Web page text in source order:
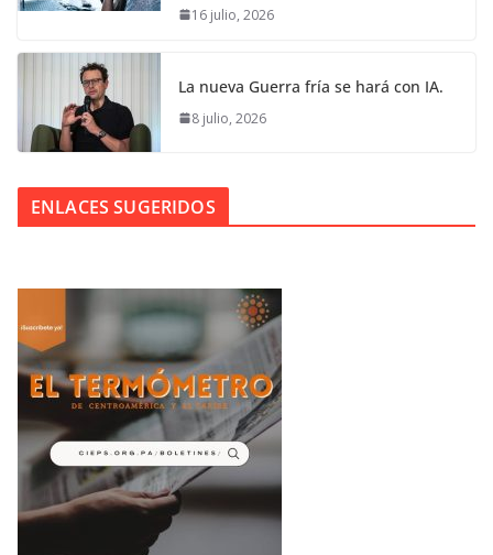
16 julio, 2026
La nueva Guerra fría se hará con IA.
8 julio, 2026
ENLACES SUGERIDOS